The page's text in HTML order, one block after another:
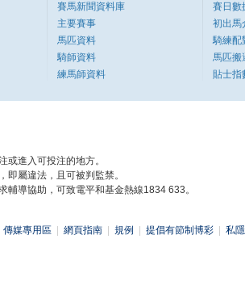
賽馬新聞資料庫
主要賽事
馬匹資料
騎師資料
練馬師資料
賽日數
初出馬
騎練配
馬匹搬
貼士指
或進入可投注的地方。
即屬違法，且可被判監禁。
輔導協助，可致電平和基金熱線1834 633。
傳媒專用區 網頁指南 規例 提倡有節制博彩 私